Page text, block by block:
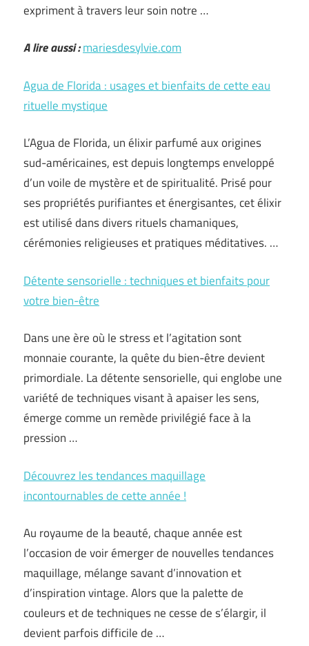
expriment à travers leur soin notre …
A lire aussi :mariesdesylvie.com
Agua de Florida : usages et bienfaits de cette eau
rituelle mystique
L’Agua de Florida, un élixir parfumé aux origines
sud-américaines, est depuis longtemps enveloppé
d’un voile de mystère et de spiritualité. Prisé pour
ses propriétés purifiantes et énergisantes, cet élixir
est utilisé dans divers rituels chamaniques,
cérémonies religieuses et pratiques méditatives. …
Détente sensorielle : techniques et bienfaits pour
votre bien-être
Dans une ère où le stress et l’agitation sont
monnaie courante, la quête du bien-être devient
primordiale. La détente sensorielle, qui englobe une
variété de techniques visant à apaiser les sens,
émerge comme un remède privilégié face à la
pression …
Découvrez les tendances maquillage
incontournables de cette année !
Au royaume de la beauté, chaque année est
l’occasion de voir émerger de nouvelles tendances
maquillage, mélange savant d’innovation et
d’inspiration vintage. Alors que la palette de
couleurs et de techniques ne cesse de s’élargir, il
devient parfois difficile de …